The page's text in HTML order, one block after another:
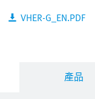
VHER-G_EN.PDF
產品